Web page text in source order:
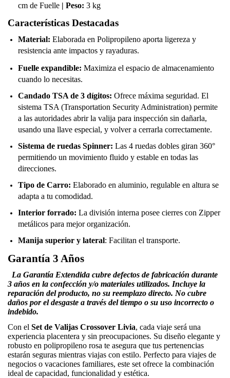
cm de Fuelle | Peso: 3 kg
Características Destacadas
Material: Elaborada en Polipropileno aporta ligereza y
resistencia ante impactos y rayaduras.
Fuelle expandible: Maximiza el espacio de almacenamiento
cuando lo necesitas.
Candado TSA de 3 dígitos: Ofrece máxima seguridad. El
sistema TSA (Transportation Security Administration) permite
a las autoridades abrir la valija para inspección sin dañarla,
usando una llave especial, y volver a cerrarla correctamente.
Sistema de ruedas Spinner: Las 4 ruedas dobles giran 360°
permitiendo un movimiento fluido y estable en todas las
direcciones.
Tipo de Carro: Elaborado en aluminio, regulable en altura se
adapta a tu comodidad.
Interior forrado: La división interna posee cierres con Zipper
metálicos para mejor organización.
Manija superior y lateral: Facilitan el transporte.
Garantía 3 Años
La Garantía Extendida cubre defectos de fabricación durante
3 años en la confección y/o materiales utilizados. Incluye la
reparación del producto, no su reemplazo directo. No cubre
daños por el desgaste a través del tiempo o su uso incorrecto o
indebido.
Con el Set de Valijas Crossover Livia, cada viaje será una
experiencia placentera y sin preocupaciones. Su diseño elegante y
robusto en polipropileno rosa te asegura que tus pertenencias
estarán seguras mientras viajas con estilo. Perfecto para viajes de
negocios o vacaciones familiares, este set ofrece la combinación
ideal de capacidad, funcionalidad y estética.